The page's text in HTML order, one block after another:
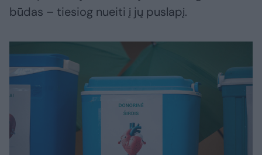
būdas – tiesiog nueiti į jų puslapį.